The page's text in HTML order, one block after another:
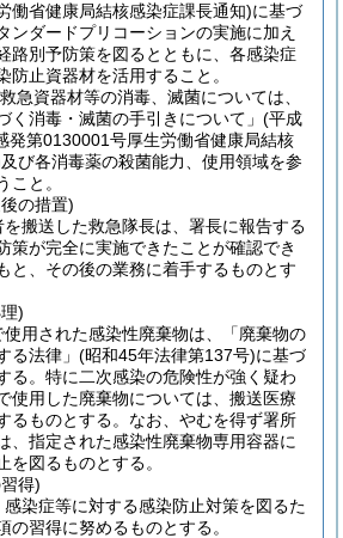
働省健康局結核感染症課長通知)に基づ
ンダードプリコーションの実施に加え
路別予防策を図るとともに、各感染症
防止資器材を活用すること。
急資器材等の消毒、滅菌については、
く消毒・滅菌の手引きについて」 (平成
発第0130001号厚生労働省健康局結核
及び各消毒薬の殺菌能力、使用領域を参
こと。
の措置)
搬送した救急隊長は、署長に報告する
策が完全に実施できたことが確認でき
と、その後の業務に着手するものとす
)
用された感染性廃棄物は、「廃棄物の
る法律」 (昭和45年法律第137号)に基づ
る。 特に二次感染の危険性が強く疑わ
使用した廃棄物については、搬送医療
るものとする。 なお、やむを得ず署所
、指定された感染性廃棄物専用容器に
を図るものとする。
得)
染症等に対する感染防止対策を図るた
の習得に努めるものとする。